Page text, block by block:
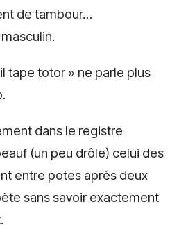
de tambour…
tape totor » ne parle plus
dans le registre
(un peu drôle) celui des
entre potes après deux
sans savoir exactement